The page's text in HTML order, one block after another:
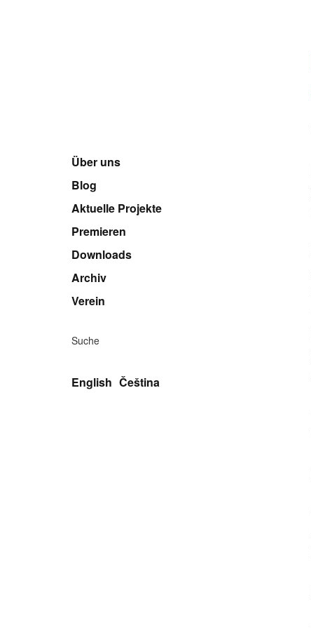
Über uns
Blog
Aktuelle Projekte
Premieren
Downloads
Archiv
Verein
Suche
English Čeština